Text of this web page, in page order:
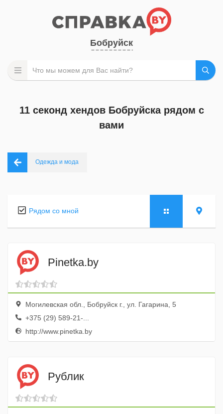
Бобруйск
11 секонд хендов Бобруйска рядом с
вами
Одежда и мода
Рядом со мной
Pinetka.by
Могилевская обл., Бобруйск г., ул. Гагарина, 5
+375 (29) 589-21-...
http://www.pinetka.by
Рублик